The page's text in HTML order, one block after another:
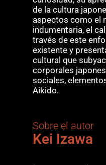
de la cultura
aspectos como el
indumentaria, el
través de este
existente y
cultural que
corporales
sociales,
Aikido.
Sobre el autor
Kei Izawa